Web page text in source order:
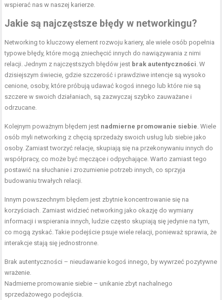
wspierać nas w naszej karierze.
Jakie są najczęstsze błędy w networkingu?
Networking to kluczowy element rozwoju kariery, ale wiele osób popełnia
typowe błędy, które mogą zniechęcić innych do nawiązywania z nimi
relacji. Jednym z najczęstszych błędów jest brak autentyczności . W
dzisiejszym świecie, gdzie szczerość i prawdziwe intencje są wysoko
cenione, osoby, które próbują udawać kogoś innego lub które nie są
szczere w swoich działaniach, są zazwyczaj szybko zauważane i
odrzucane.
Kolejnym poważnym błędem jest nadmierne promowanie siebie . Wiele
osób myli networking z chęcią sprzedaży swoich usług lub siebie jako
osoby. Zamiast tworzyć relacje, skupiają się na przekonywaniu innych do
współpracy, co może być męczące i odpychające. Warto zamiast tego
postawić na słuchanie i zrozumienie potrzeb innych, co sprzyja
budowaniu trwałych relacji.
Innym powszechnym błędem jest zbytnie koncentrowanie się na
korzyściach. Zamiast widzieć networking jako okazję do wymiany
informacji i wspierania innych, ludzie często skupiają się jedynie na tym,
co mogą zyskać. Takie podejście psuje wiele relacji, ponieważ sprawia, że
interakcje stają się jednostronne.
Brak autentyczności – nieudawanie kogoś innego, by wywrzeć pozytywne
wrażenie.
Nadmierne promowanie siebie – unikanie zbyt nachalnego
sprzedażowego podejścia.